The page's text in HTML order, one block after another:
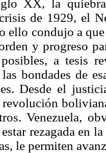
XX, la
de 1929, el
ello condujo a
y progreso
posibles, a tesis
bondades de
Desde el
Venezuela,
rezagada en
le permiten